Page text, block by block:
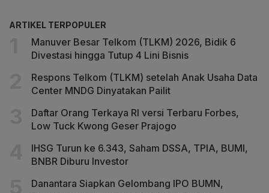
ARTIKEL TERPOPULER
Manuver Besar Telkom (TLKM) 2026, Bidik 6
Divestasi hingga Tutup 4 Lini Bisnis
Respons Telkom (TLKM) setelah Anak Usaha Data
Center MNDG Dinyatakan Pailit
Daftar Orang Terkaya RI versi Terbaru Forbes,
Low Tuck Kwong Geser Prajogo
IHSG Turun ke 6.343, Saham DSSA, TPIA, BUMI,
BNBR Diburu Investor
Danantara Siapkan Gelombang IPO BUMN,